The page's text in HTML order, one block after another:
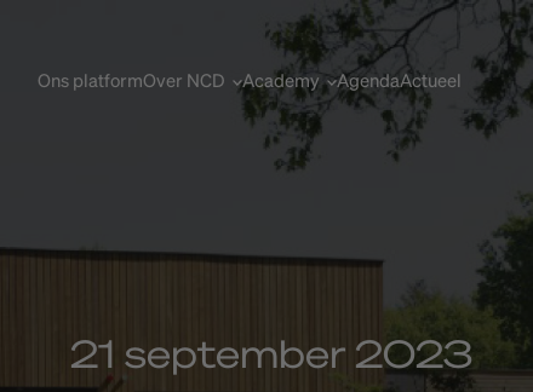
Ons platformOver NCD Academy AgendaActueel
21 september 2023